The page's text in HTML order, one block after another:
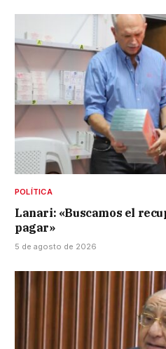
POLÍTICA
Lanari: «Buscamos el
pagar»
5 de agosto de 2026